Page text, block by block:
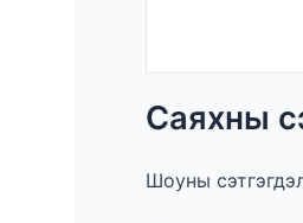
Саяхны
Шоуны